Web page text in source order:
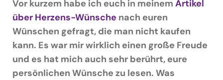
Podcast & Blog
Suche
nach:
Vor kurzem habe ich euch in meinem Artikel
über Herzens-Wünsche nach euren
Wünschen gefragt, die man nicht kaufen
kann. Es war mir wirklich einen große Freude
und es hat mich auch sehr berührt, eure
persönlichen Wünsche zu lesen. Was